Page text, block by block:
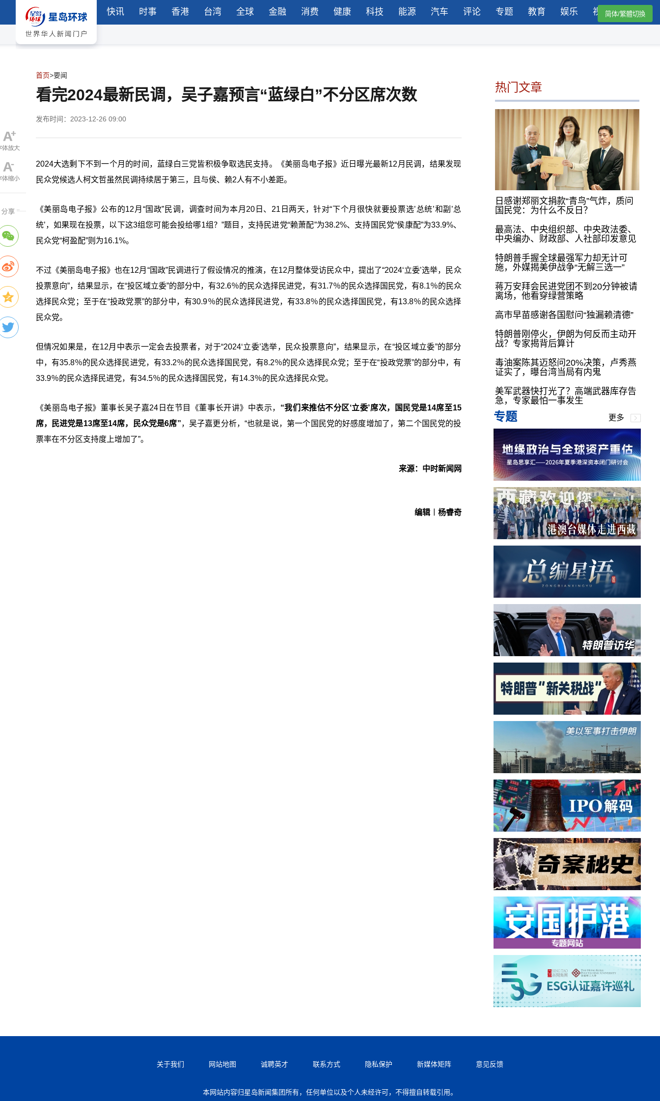
快讯 时事 香港 台湾 全球 金融 消费 健康 科技 能源 汽车 评论 专题 教育 娱乐 视频简体/繁體切換
首页>要闻
​看完2024最新民调，吴子嘉预言“蓝绿白”不分区席次数
发布时间：2023-12-26 09:00
2024大选剩下不到一个月的时间，蓝绿白三党皆积极争取选民支持。《美丽岛电子报》近日曝光最新12月民调，结果发现
民众党候选人柯文哲虽然民调持续居于第三，且与侯、赖2人有不小差距。
《美丽岛电子报》公布的12月“国政”民调，调查时间为本月20日、21日两天，针对“下个月很快就要投票选’总统’和副’总
统’，如果现在投票，以下这3组您可能会投给哪1组？”题目，支持民进党“赖萧配”为38.2%、支持国民党“侯康配”为33.9%、
民众党“柯盈配”则为16.1%。
不过《美丽岛电子报》也在12月“国政”民调进行了假设情况的推演，在12月整体受访民众中，提出了“2024‘立委’选举，民众
投票意向”，结果显示，在“投区域立委”的部分中，有32.6％的民众选择民进党，有31.7％的民众选择国民党，有8.1％的民众
选择民众党；至于在“投政党票”的部分中，有30.9％的民众选择民进党，有33.8％的民众选择国民党，有13.8％的民众选择
民众党。
但情况如果是，在12月中表示一定会去投票者，对于“2024‘立委’选举，民众投票意向”，结果显示，在“投区域立委”的部分
中，有35.8％的民众选择民进党，有33.2％的民众选择国民党，有8.2％的民众选择民众党；至于在“投政党票”的部分中，有
33.9％的民众选择民进党，有34.5％的民众选择国民党，有14.3％的民众选择民众党。
《美丽岛电子报》董事长吴子嘉24日在节目《董事长开讲》中表示， “我们来推估不分区‘立委’席次，国民党是14席至15
席，民进党是13席至14席，民众党是6席”，吴子嘉更分析，“也就是说，第一个国民党的好感度增加了，第二个国民党的投
票率在不分区支持度上增加了”。
来源：中时新闻网
编辑︱杨睿奇
热门文章
日感谢郑丽文捐款“青鸟”气炸，质问
国民党：为什么不反日？
最高法、中央组织部、中央政法委、
中央编办、财政部、人社部印发意见
特朗普手握全球最强军力却无计可
施，外媒揭美伊战争“无解三选一”
蒋万安拜会民进党团不到20分钟被请
离场，他看穿绿营策略
高市早苗感谢各国慰问“独漏赖清德”
特朗普刚停火，伊朗为何反而主动开
战？专家揭背后算计
毒油案陈其迈怒问20%决策，卢秀燕
证实了，曝台湾当局有内鬼
美军武器快打光了？高端武器库存告
急，专家最怕一事发生
专题 更多
关于我们 网站地图 诚聘英才 联系方式 隐私保护 新媒体矩阵 意见反馈
本网站内容归星岛新闻集团所有，任何单位以及个人未经许可，不得擅自转载引用。